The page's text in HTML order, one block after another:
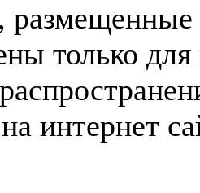
только
интернет